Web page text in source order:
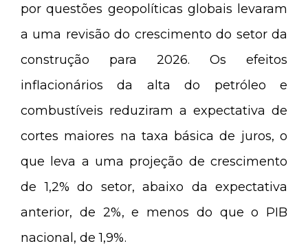
por questões geopolíticas globais levaram
a uma revisão do crescimento do setor da
construção para 2026. Os efeitos
inflacionários da alta do petróleo e
combustíveis reduziram a expectativa de
cortes maiores na taxa básica de juros, o
que leva a uma projeção de crescimento
de 1,2% do setor, abaixo da expectativa
anterior, de 2%, e menos do que o PIB
nacional, de 1,9%.